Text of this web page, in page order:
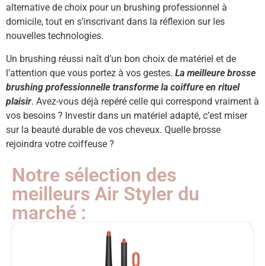
alternative de choix pour un brushing professionnel à
domicile, tout en s’inscrivant dans la réflexion sur les
nouvelles technologies.
Un brushing réussi naît d’un bon choix de matériel et de
l’attention que vous portez à vos gestes. La meilleure brosse
brushing professionnelle transforme la coiffure en rituel
plaisir. Avez-vous déjà repéré celle qui correspond vraiment à
vos besoins ? Investir dans un matériel adapté, c’est miser
sur la beauté durable de vos cheveux. Quelle brosse
rejoindra votre coiffeuse ?
Notre sélection des
meilleurs Air Styler du
marché :